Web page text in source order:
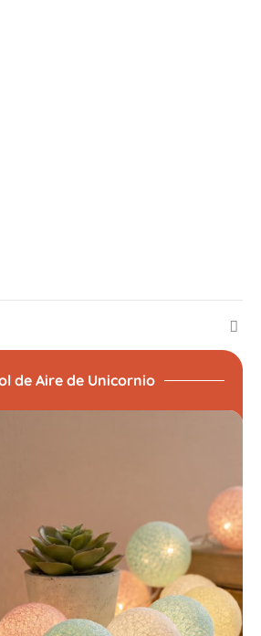
de Aire de Unicornio